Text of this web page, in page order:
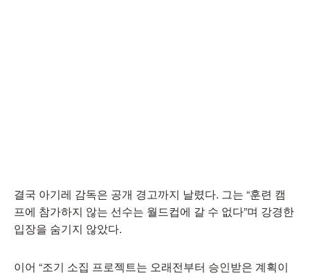
결국 아기레 감독은 공개 경고까지 날렸다. 그는 “훈련 캠
프에 참가하지 않는 선수는 월드컵에 갈 수 없다”며 강경한
입장을 숨기지 않았다.
이어 “조기 소집 프로젝트는 오래전부터 승인받은 계획이